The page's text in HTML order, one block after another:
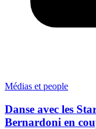
Médias et people
Danse avec les
Bernardoni en